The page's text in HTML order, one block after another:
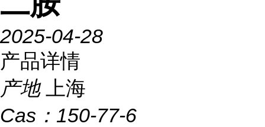
2025-04-28
产品详情
产地
上海
Cas： 150-77-6